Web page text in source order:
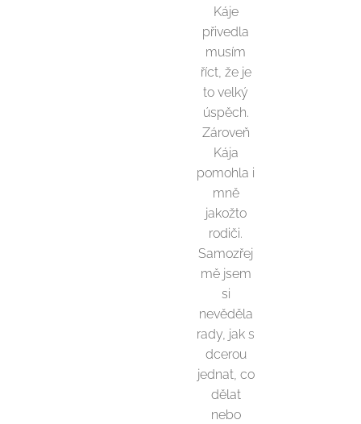
Káje
přivedla
musím
říct, že je
to velký
úspěch.
Zároveň
Kája
pomohla i
mně
jakožto
rodiči.
Samozřej
mě jsem
si
nevěděla
rady, jak s
dcerou
jednat, co
dělat
nebo